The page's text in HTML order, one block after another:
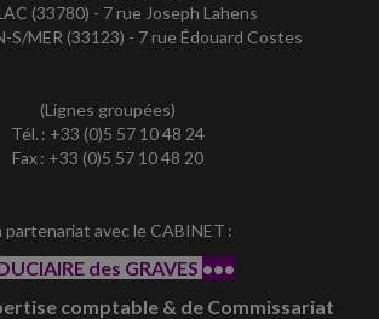
(33780) - 7 rue Joseph Lahens
S/MER (33123) - 7 rue Édouard Costes
(Lignes groupées)
Tél. : +33 (0)5 57 10 48 24
Fax : +33 (0)5 57 10 48 20
partenariat avec le CABINET :
des GRAVES •••
comptable & de Commissariat